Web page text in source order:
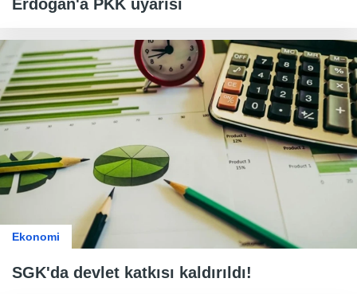
Erdoğan'a PKK uyarısı
Ekonomi
SGK'da devlet katkısı kaldırıldı!